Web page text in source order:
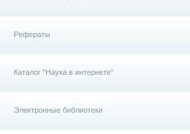
Рефераты
Каталог "Наука в интернете"
Электронные библиотеки